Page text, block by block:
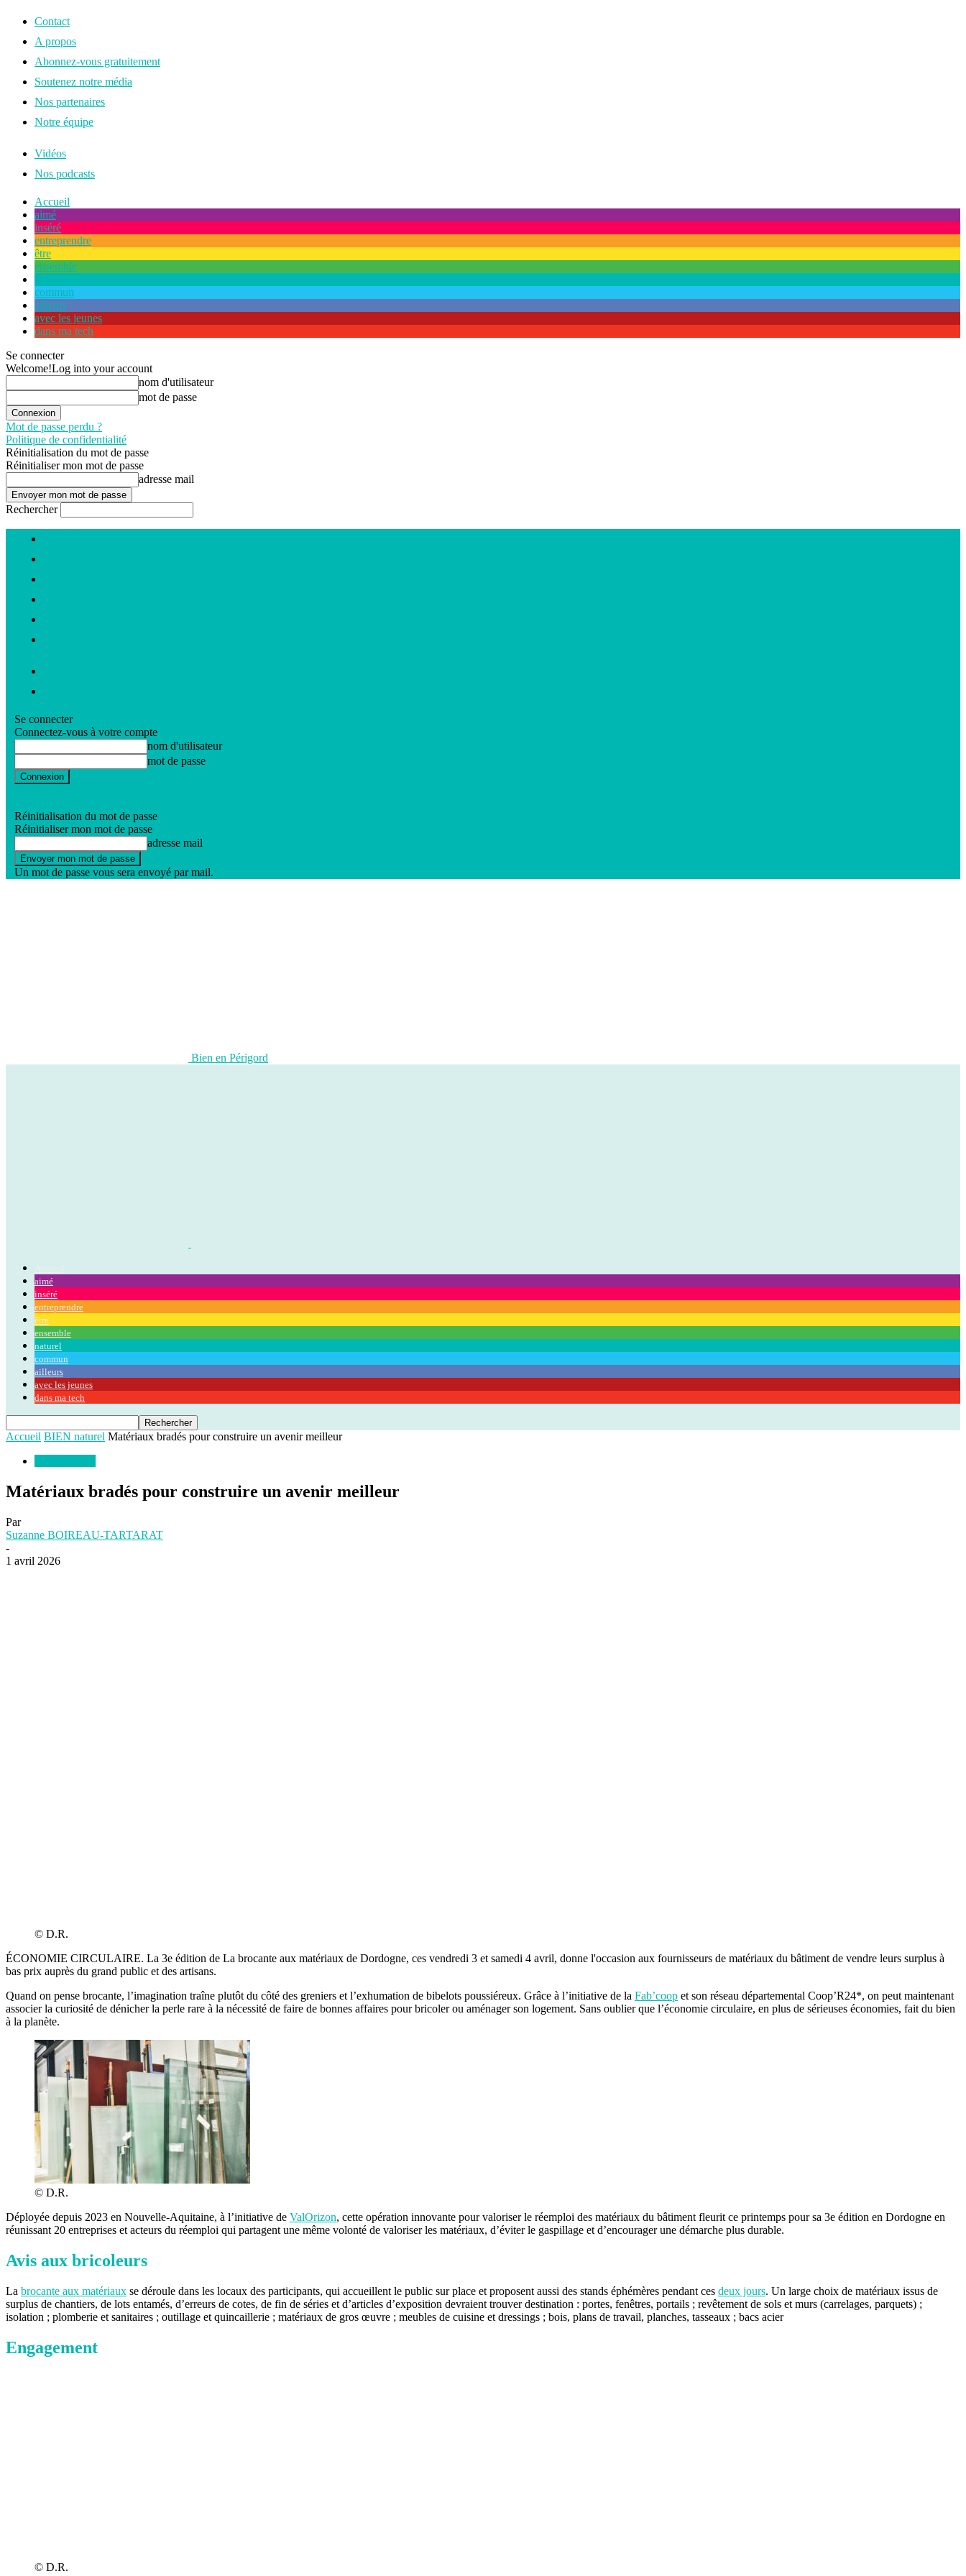
Contact
A propos
Abonnez-vous gratuitement
Soutenez notre média
Nos partenaires
Notre équipe
Vidéos
Nos podcasts
Accueil
aimé
inséré
entreprendre
être
ensemble
commun
ailleurs
avec les jeunes
dans ma tech
Se connecter
Welcome!Log into your account
nom d'utilisateur
mot de passe
Mot de passe perdu ?
Politique de confidentialité
Réinitialisation du mot de passe
Réinitialiser mon mot de passe
adresse mail
Rechercher
Se connecter
Connectez-vous à votre compte
nom d'utilisateur
mot de passe
Réinitialisation du mot de passe
Réinitialiser mon mot de passe
adresse mail
Un mot de passe vous sera envoyé par mail.
Bien en Périgord
aimé
inséré
entreprendre
être
ensemble
naturel
commun
ailleurs
avec les jeunes
dans ma tech
Accueil BIEN naturel Matériaux bradés pour construire un avenir meilleur
Matériaux bradés pour construire un avenir meilleur
Par
Suzanne BOIREAU-TARTARAT
-
1 avril 2026
© D.R.
ÉCONOMIE CIRCULAIRE. La 3e édition de La brocante aux matériaux de Dordogne, ces vendredi 3 et samedi 4 avril, donne l'occasion aux fournisseurs de matériaux du bâtiment de vendre leurs surplus à
bas prix auprès du grand public et des artisans.
Quand on pense brocante, l’imagination traîne plutôt du côté des greniers et l’exhumation de bibelots poussiéreux. Grâce à l’initiative de la Fab’coop et son réseau départemental Coop’R24*, on peut maintenant
associer la curiosité de dénicher la perle rare à la nécessité de faire de bonnes affaires pour bricoler ou aménager son logement. Sans oublier que l’économie circulaire, en plus de sérieuses économies, fait du bien
à la planète.
© D.R.
Déployée depuis 2023 en Nouvelle-Aquitaine, à l’initiative de ValOrizon, cette opération innovante pour valoriser le réemploi des matériaux du bâtiment fleurit ce printemps pour sa 3e édition en Dordogne en
réunissant 20 entreprises et acteurs du réemploi qui partagent une même volonté de valoriser les matériaux, d’éviter le gaspillage et d’encourager une démarche plus durable.
Avis aux bricoleurs
La brocante aux matériaux se déroule dans les locaux des participants, qui accueillent le public sur place et proposent aussi des stands éphémères pendant ces deux jours. Un large choix de matériaux issus de
surplus de chantiers, de lots entamés, d’erreurs de cotes, de fin de séries et d’articles d’exposition devraient trouver destination : portes, fenêtres, portails ; revêtement de sols et murs (carrelages, parquets) ;
isolation ; plomberie et sanitaires ; outillage et quincaillerie ; matériaux de gros œuvre ; meubles de cuisine et dressings ; bois, plans de travail, planches, tasseaux ; bacs acier
Engagement
© D.R.